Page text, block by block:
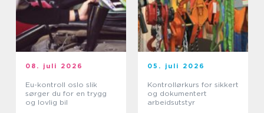
08. juli 2026
Eu-kontroll oslo slik
sørger du for en trygg
og lovlig bil
05. juli 2026
Kontrollørkurs for sikkert
og dokumentert
arbeidsutstyr